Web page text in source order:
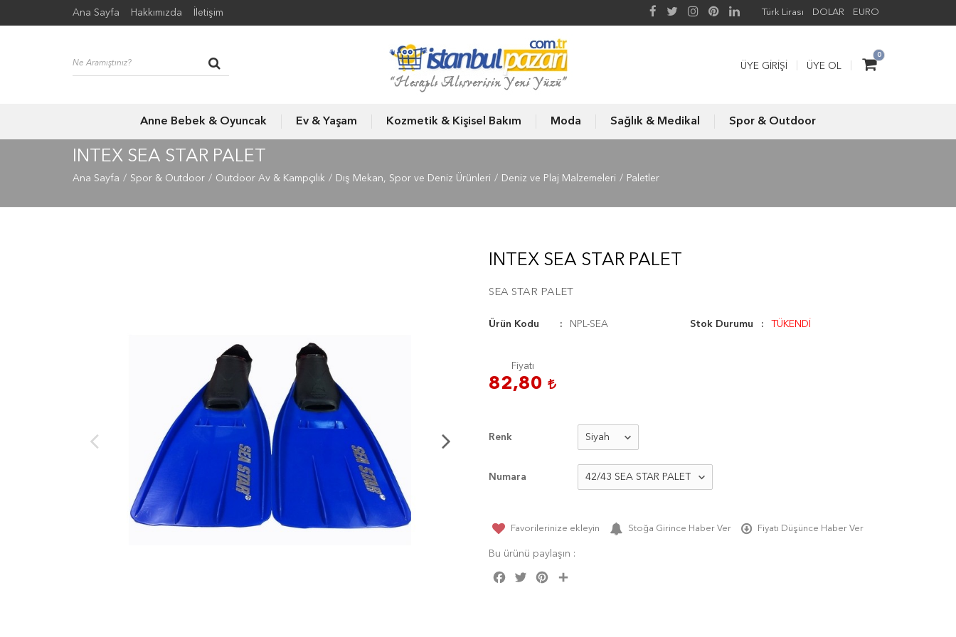
Ana Sayfa Hakkımızda İletişim Türk Lirası DOLAR EURO
0
ÜYE GIRIŞI ÜYE OL
Anne Bebek & Oyuncak Ev & Yaşam Kozmetik & Kişisel Bakım Moda Sağlık & Medikal Spor & Outdoor
INTEX SEA STAR PALET
Ana Sayfa Spor & Outdoor Outdoor Av & Kampçılık Dış Mekan, Spor ve Deniz Ürünleri Deniz ve Plaj Malzemeleri Paletler
INTEX SEA STAR PALET
SEA STAR PALET
Ürün Kodu NPL-SEA Stok Durumu TÜKENDİ
Fiyatı
82,80
Renk
Numara
Favorilerinize ekleyin Stoğa Girince Haber Ver Fiyatı Düşünce Haber Ver
Bu ürünü paylaşın :
Facebook
Twitter Pinterest